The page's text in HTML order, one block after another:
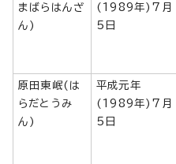
まばらはんざ
ん)
(1989年)7月
5日
原田東岷(は
らだとうみ
ん)
平成元年
(1989年)7月
5日